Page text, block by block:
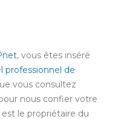
, vous êtes inséré
professionnel de
vous consultez
nous confier votre
le propriétaire du